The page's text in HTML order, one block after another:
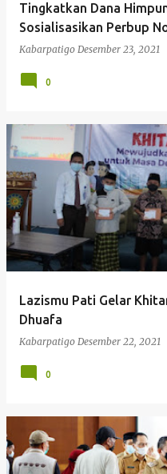
Tingkatkan Dana
Sosialisasikan Perbup
Kabarpatigo Desember 23, 2021
0
Lazismu Pati Gelar
Dhuafa
Kabarpatigo Desember 22, 2021
0